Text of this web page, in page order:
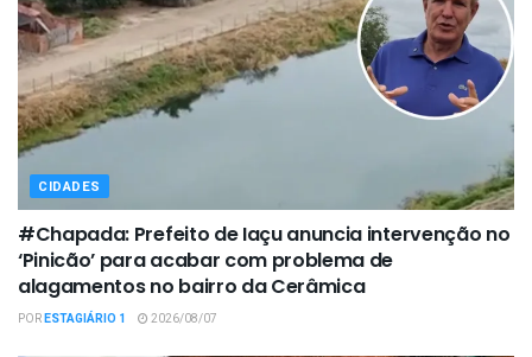
CIDADES
#Chapada: Prefeito de Iaçu anuncia intervenção no
‘Pinicão’ para acabar com problema de
alagamentos no bairro da Cerâmica
PORESTAGIÁRIO 1 2026/08/07